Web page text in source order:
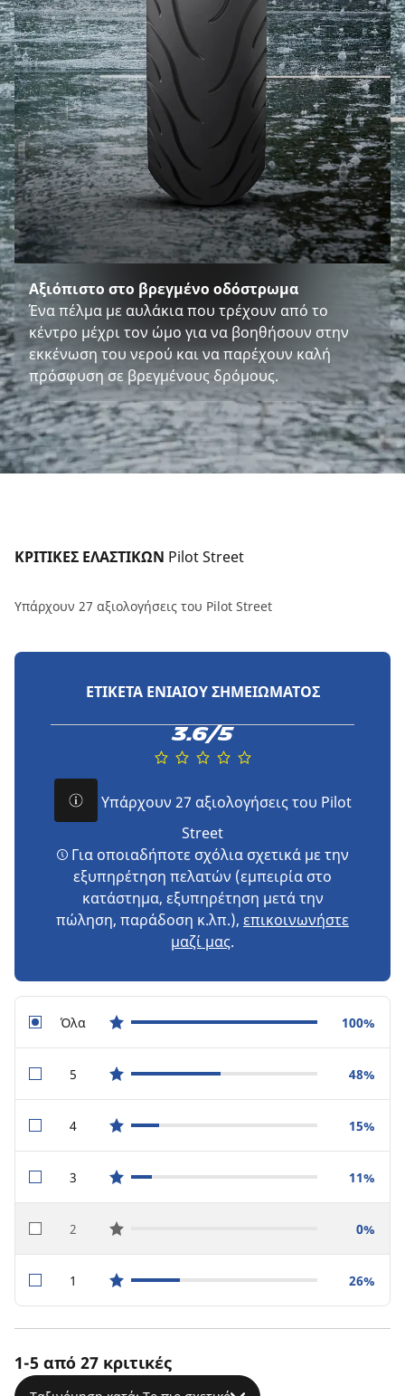
Αξιόπιστο στο βρεγμένο οδόστρωμα
Ένα πέλμα με αυλάκια που τρέχουν από το
κέντρο μέχρι τον ώμο για να βοηθήσουν στην
εκκένωση του νερού και να παρέχουν καλή
πρόσφυση σε βρεγμένους δρόμους.
ΚΡΙΤΙΚΕΣ ΕΛΑΣΤΙΚΩΝ Pilot Street
Υπάρχουν 27 αξιολογήσεις του Pilot Street
ΕΤΙΚΈΤΑ ΕΝΙΑΊΟΥ ΣΗΜΕΙΏΜΑΤΟΣ
3.6/5
Υπάρχουν 27 αξιολογήσεις του Pilot
Street
Για οποιαδήποτε σχόλια σχετικά με την
εξυπηρέτηση πελατών (εμπειρία στο
κατάστημα, εξυπηρέτηση μετά την
πώληση, παράδοση κ.λπ.), επικοινωνήστε
μαζί μας.
Όλαstar reviews 100%
5star reviews 48%
4star reviews 15%
3star reviews 11%
2star reviews 0%
1star reviews 26%
1-5 από 27 κριτικές